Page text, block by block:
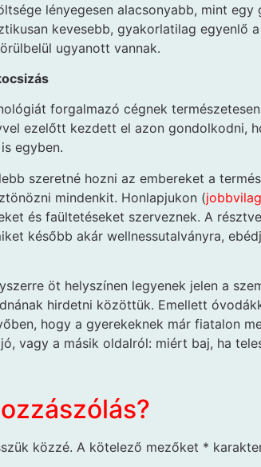
lényegesen alacsonyabb, mint egy
kevesebb, gyakorlatilag egyenlő
ugyanott vannak.
forgalmazó cégnek
ezelőtt kezdett el azon gondolkodni,
egyben.
szeretné hozni az embereket a
mindenkit. Honlapjukon (
és faültetéseket szerveznek. A
később akár wellnessutalványra,
öt helyszínen legyenek jelen a
hirdetni közöttük. Emellett
hogy a gyerekeknek már fiatalon
vagy a másik oldalról: miért baj, ha
közzé. A kötelező mezőket *